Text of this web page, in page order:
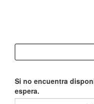
Si no encuentra
espera.